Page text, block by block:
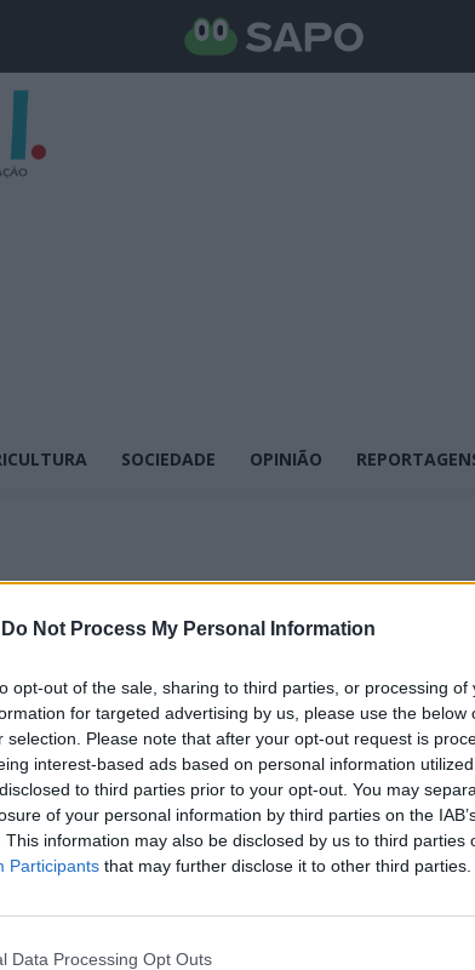
Do Not Process My Personal Information
opt-out of the sale, sharing to third parties, or processing of
for targeted advertising by us, please use the below
selection. Please note that after your opt-out request is
interest-based ads based on personal information
to third parties prior to your opt-out. You may
of your personal information by third parties on the
This information may also be disclosed by us to third parties
Participants that may further disclose it to other third parties.
Data Processing Opt Outs
SOCIEDADE OPINIÃO
Alentejo Central
AgdA investe 1,7 milhões de euros
em unidades fotovoltaicas para